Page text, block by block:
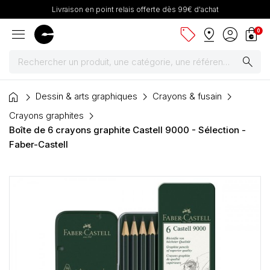
Livraison en point relais offerte dès 99€ d'achat
menu sell pin_drop account_circle shopping_bag
0
search
Peintures
Pinceaux & fournitures
Dessin & arts graphiques
Cartons mousse & plume
home Dessin & arts graphiques
Crayons & fusain
Crayons graphites
Boîte de 6 crayons graphite Castell 9000 - Sélection -
Faber-Castell